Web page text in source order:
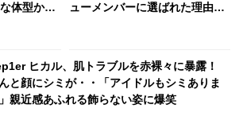
体型から
ューメンバーに選ばれた理由と
勉さ、情熱・・ 納得のワケが明
かされる
ヒカル、肌トラブルを赤裸々に暴露！
と顔にシミが・・「アイドルもシミありま
親近感あふれる飾らない姿に爆笑